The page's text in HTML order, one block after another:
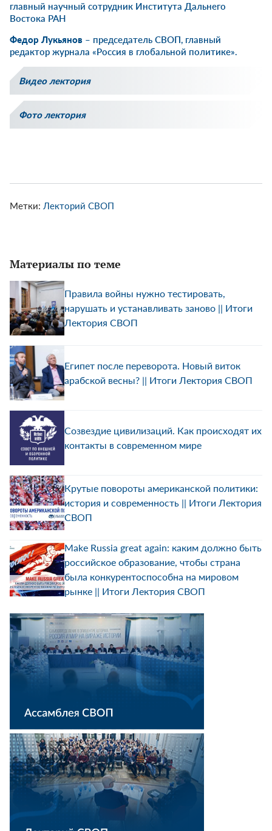
главный научный сотрудник Института Дальнего
Востока РАН
Федор Лукьянов – председатель СВОП, главный
редактор журнала «Россия в глобальной политике».
Видео лектория
Фото лектория
Метки: Лекторий СВОП
Материалы по теме
Правила войны нужно тестировать,
нарушать и устанавливать заново || Итоги
Лектория СВОП
Египет после переворота. Новый виток
арабской весны? || Итоги Лектория СВОП
Созвездие цивилизаций. Как происходят их
контакты в современном мире
Крутые повороты американской политики:
история и современность || Итоги Лектория
СВОП
Make Russia great again: каким должно быть
российское образование, чтобы страна
была конкурентоспособна на мировом
рынке || Итоги Лектория СВОП